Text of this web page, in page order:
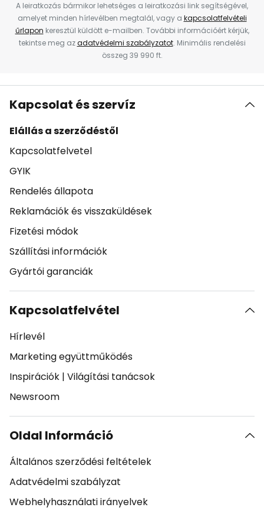
A leiratkozás bármikor lehetséges a leiratkozási link segítségével,
amelyet minden hírlevélben megtalál, vagy a kapcsolatfelvételi
űrlapon keresztül küldött e-mailben. További információért kérjük,
tekintse meg azadatvédelmi szabályzatot. Minimális rendelési
összeg 39 990 ft.
Kapcsolat és szervíz
Elállás a szerződéstől
Kapcsolatfelvetel
GYIK
Rendelés állapota
Reklamációk és visszaküldések
Fizetési módok
Szállítási információk
Gyártói garanciák
Kapcsolatfelvétel
Hírlevél
Marketing együttműködés
Inspirációk | Világítási tanácsok
Newsroom
Oldal Információ
Általános szerződési feltételek
Adatvédelmi szabályzat
Webhelyhasználati irányelvek